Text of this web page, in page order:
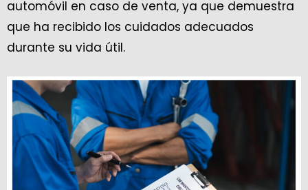
automóvil en caso de venta, ya que demuestra
que ha recibido los cuidados adecuados
durante su vida útil.